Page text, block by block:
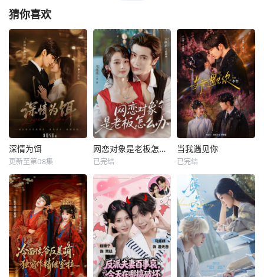
猜你喜欢
深情为饵
更新至第08集
网恋对象是老板怎么办
已完结
当我遇见你
已完结